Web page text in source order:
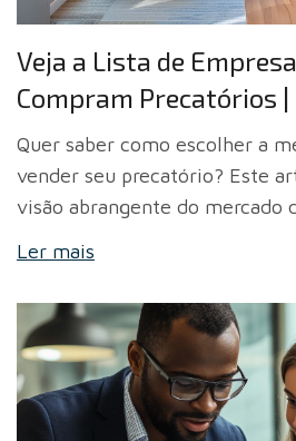
Veja a Lista de
Compram Precatórios |
Quer saber como escolher a
vender seu precatório? Este
visão abrangente do mercado
Ler mais